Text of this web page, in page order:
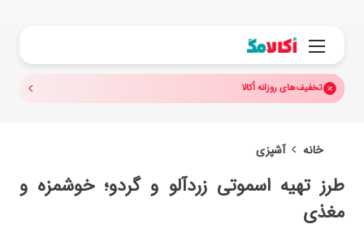
منو
تخفیف‌های روزانه اُکالا
خانه آشپزی
طرز تهیه اسموتی زردآلو و گردو؛ خوشمزه و
مغذی